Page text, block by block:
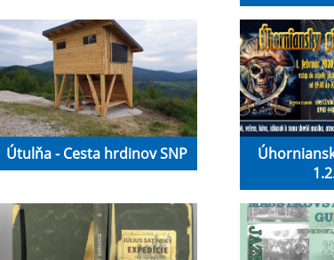
Útulňa - Cesta hrdinov SNP